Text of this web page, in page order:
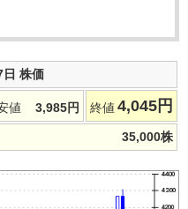
日 株価
値 3,985円 終値 4,045 円
35,000株